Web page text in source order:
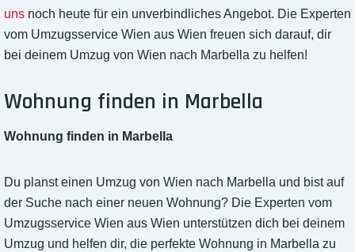
uns noch heute für ein unverbindliches Angebot. Die Experten
vom Umzugsservice Wien aus Wien freuen sich darauf, dir
bei deinem Umzug von Wien nach Marbella zu helfen!
Wohnung finden in Marbella
Wohnung finden in Marbella
Du planst einen Umzug von Wien nach Marbella und bist auf
der Suche nach einer neuen Wohnung? Die Experten vom
Umzugsservice Wien aus Wien unterstützen dich bei deinem
Umzug und helfen dir, die perfekte Wohnung in Marbella zu